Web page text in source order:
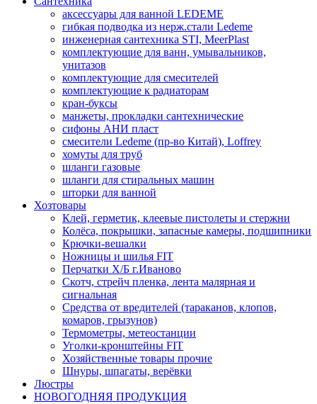
аксессуары для ванной LEDEME
гибкая подводка из нерж.стали Ledeme
инженерная сантехника STI, MeerPlast
комплектующие для ванн, умывальников,
унитазов
комплектующие для смесителей
комплектующие к радиаторам
кран-буксы
манжеты, прокладки сантехнические
сифоны АНИ пласт
смесители Ledeme (пр-во Китай), Loffrey
хомуты для труб
шланги газовые
шланги для стиральных машин
шторки для ванной
Хозтовары
Клей, герметик, клеевые пистолеты и стержни
Колёса, покрышки, запасные камеры, подшипники
Крючки-вешалки
Ножницы и шилья FIT
Перчатки Х/Б г.Иваново
Скотч, стрейч пленка, лента малярная и
сигнальная
Средства от вредителей (тараканов, клопов,
комаров, грызунов)
Термометры, метеостанции
Уголки-кронштейны FIT
Хозяйственные товары прочие
Шнуры, шпагаты, верёвки
Люстры
НОВОГОДНЯЯ ПРОДУКЦИЯ